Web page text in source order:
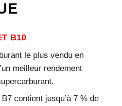
B10
le plus vendu en
meilleur rendement
contient jusqu’à 7 % de